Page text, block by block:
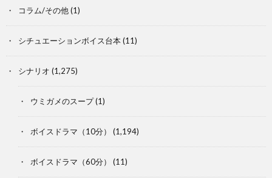
コラム/その他(1)
シチュエーションボイス台本(11)
シナリオ (1,275)
ウミガメのスープ(1)
ボイスドラマ（10分） (1,194)
ボイスドラマ（60分） (11)